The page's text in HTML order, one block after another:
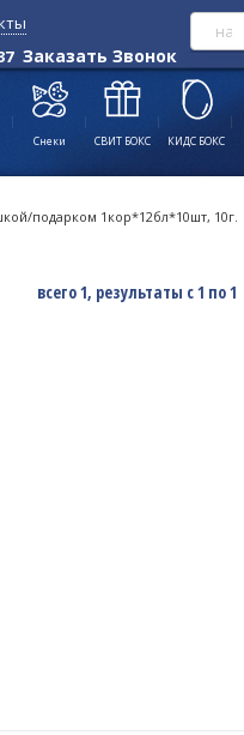
Заказать Звонок
Снеки СВИТ БОКС КИДС БОКС
подарком 1кор*12бл*10шт, 10г.
всего 1, результаты с 1 по 1